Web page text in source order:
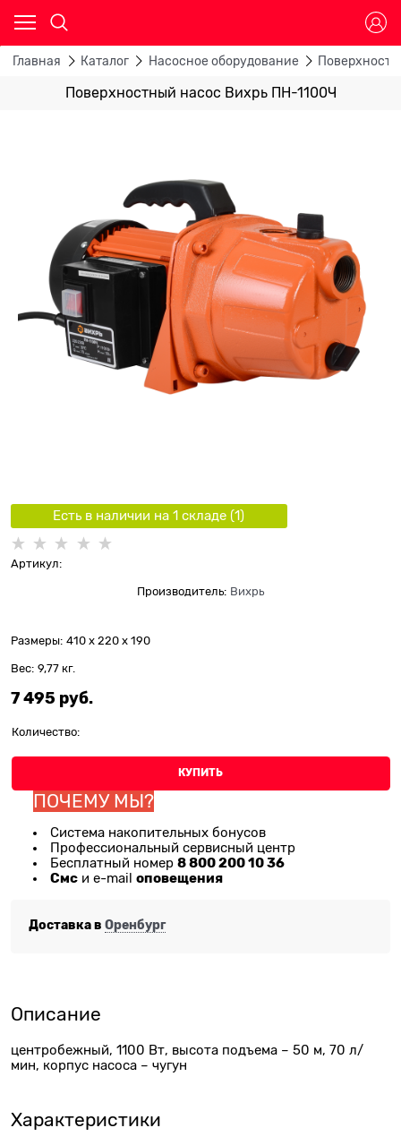
Главная Каталог Насосное оборудование
Поверхностный насос Вихрь ПН-1100Ч
Есть в наличии на 1 складe (1)
Артикул:
Производитель: Вихрь
Размеры: 410 x 220 x 190
Вес: 9,77 кг.
7 495 руб.
Количество:
КУПИТЬ
ПОЧЕМУ МЫ?
Система накопительных бонусов
Профессиональный сервисный центр
Бесплатный номер 8 800 200 10 36
Смс и e-mail оповещения
Доставка в Оренбург
Описание
центробежный, 1100 Вт, высота подъема – 50 м, 70 л/
мин, корпус насоса – чугун
Характеристики